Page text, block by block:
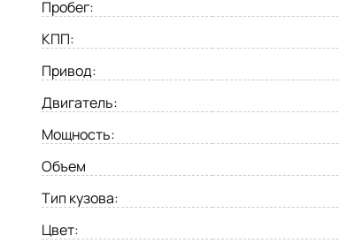
Пробег:
КПП:
Привод:
Двигатель:
Мощность:
Объем
Тип кузова:
Цвет: